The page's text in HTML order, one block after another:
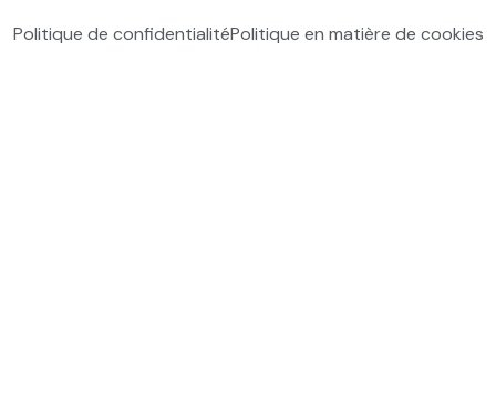
Politique de confidentialitéPolitique en matière de cookies